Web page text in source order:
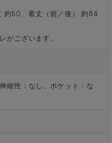
50、着丈（前／後） 約84
ございます。
縮性：なし、ポケット：な